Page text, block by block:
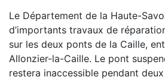
Le Département de la Haute-
d’importants travaux de
sur les deux ponts de la Caille,
Allonzier-la-Caille. Le pont
restera inaccessible pendant